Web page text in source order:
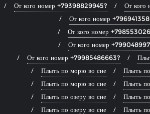
От кого номер +79398829945?
От кого
От кого номер
От кого номер
От кого номер
От кого номер +79985486663?
Плыть по морю во сне
Плыть
Плыть по морю во сне
Плыть
Плыть по озеру во сне
Плыть
Плыть по озеру во сне
Плыть